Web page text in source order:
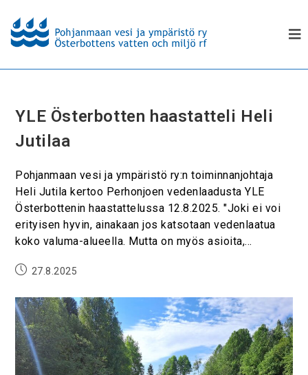
YLE Österbotten haastatteli Heli
Jutilaa
Pohjanmaan vesi ja ympäristö ry:n toiminnanjohtaja
Heli Jutila kertoo Perhonjoen vedenlaadusta YLE
Österbottenin haastattelussa 12.8.2025. "Joki ei voi
erityisen hyvin, ainakaan jos katsotaan vedenlaatua
koko valuma-alueella. Mutta on myös asioita,…
27.8.2025